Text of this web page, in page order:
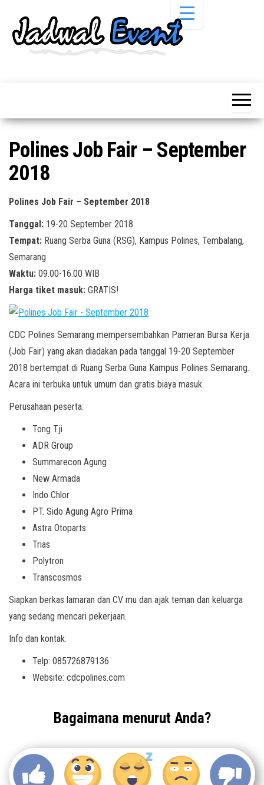
Pameran,
Acara &
Promo
Pameran,
Bazaar,
Workshop,
Polines Job Fair – September
2018
Polines Job Fair – September 2018
Tanggal: 19-20 September 2018
Tempat: Ruang Serba Guna (RSG), Kampus Polines, Tembalang,
Semarang
Waktu: 09.00-16.00 WIB
Harga tiket masuk: GRATIS!
CDC Polines Semarang mempersembahkan Pameran Bursa Kerja
(Job Fair) yang akan diadakan pada tanggal 19-20 September
2018 bertempat di Ruang Serba Guna Kampus Polines Semarang.
Acara ini terbuka untuk umum dan gratis biaya masuk.
Perusahaan peserta:
Tong Tji
ADR Group
Summarecon Agung
New Armada
Indo Chlor
PT. Sido Agung Agro Prima
Astra Otoparts
Trias
Polytron
Transcosmos
Siapkan berkas lamaran dan CV mu dan ajak teman dan keluarga
yang sedang mencari pekerjaan.
Info dan kontak:
Telp: 085726879136
Website: cdcpolines.com
Bagaimana menurut Anda?